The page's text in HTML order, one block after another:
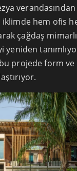
hem ofis
çağdaş
yeniden
projede form ve